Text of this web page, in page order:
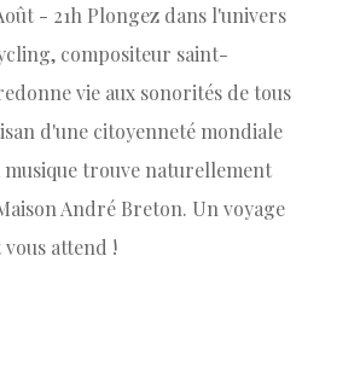
- 21h Plongez dans l'univers
compositeur saint-
vie aux sonorités de tous
d'une citoyenneté mondiale
musique trouve naturellement
André Breton. Un voyage
attend !